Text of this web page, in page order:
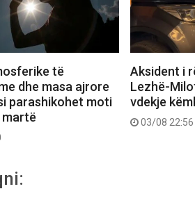
të
dhe masa ajrore
parashikohet moti
Aksident i
Lezhë-
vdekje
03/08 22:56